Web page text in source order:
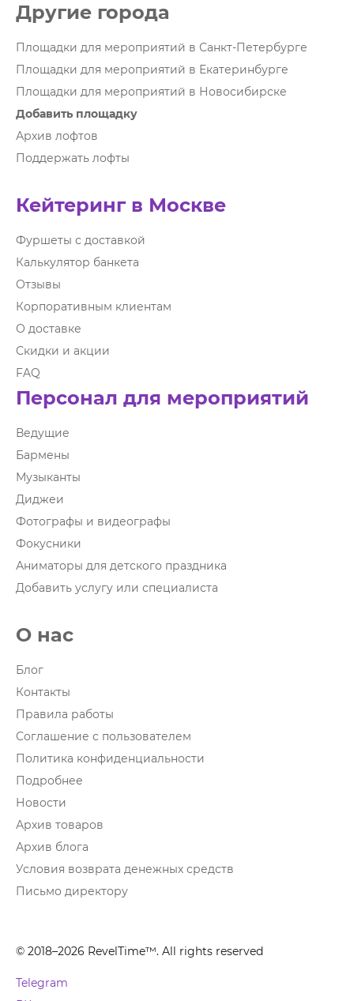
Другие города
Площадки для мероприятий в Санкт-Петербурге
Площадки для мероприятий в Екатеринбурге
Площадки для мероприятий в Новосибирске
Добавить площадку
Архив лофтов
Поддержать лофты
Кейтеринг в Москве
Фуршеты с доставкой
Калькулятор банкета
Отзывы
Корпоративным клиентам
О доставке
Скидки и акции
FAQ
Персонал для мероприятий
Ведущие
Бармены
Музыканты
Диджеи
Фотографы и видеографы
Фокусники
Аниматоры для детского праздника
Добавить услугу или специалиста
О нас
Блог
Контакты
Правила работы
Соглашение с пользователем
Политика конфиденциальности
Подробнее
Новости
Архив товаров
Архив блога
Условия возврата денежных средств
Письмо директору
© 2018–2026 RevelTime™. All rights reserved
Telegram